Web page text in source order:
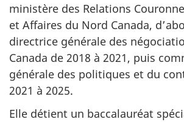
ministère des Relations
et Affaires du Nord Canada,
directrice générale des
Canada de 2018 à 2021, puis
générale des politiques et du
2021 à 2025.
Elle détient un baccalauréat